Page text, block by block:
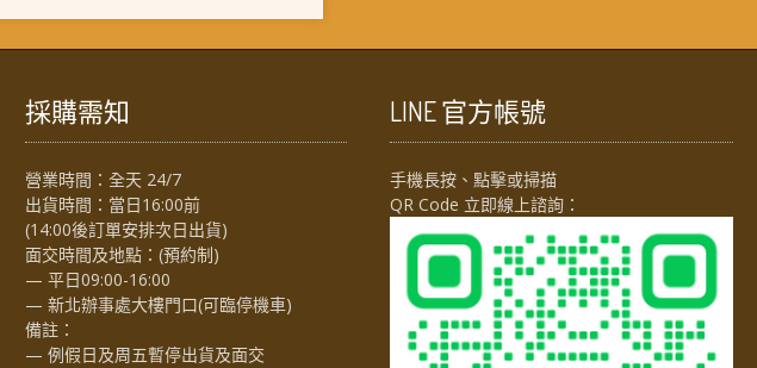
採購需知
營業時間：全天 24/7
出貨時間：當日16:00前
(14:00後訂單安排次日出貨)
面交時間及地點：(預約制)
— 平日09:00-16:00
— 新北辦事處大樓門口(可臨停機車)
備註：
— 例假日及周五暫停出貨及面交
LINE 官方帳號
手機長按、點擊或掃描
QR Code 立即線上諮詢：